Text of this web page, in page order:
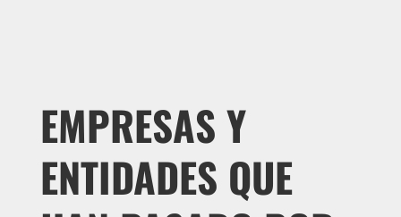
EMPRESAS Y
ENTIDADES QUE